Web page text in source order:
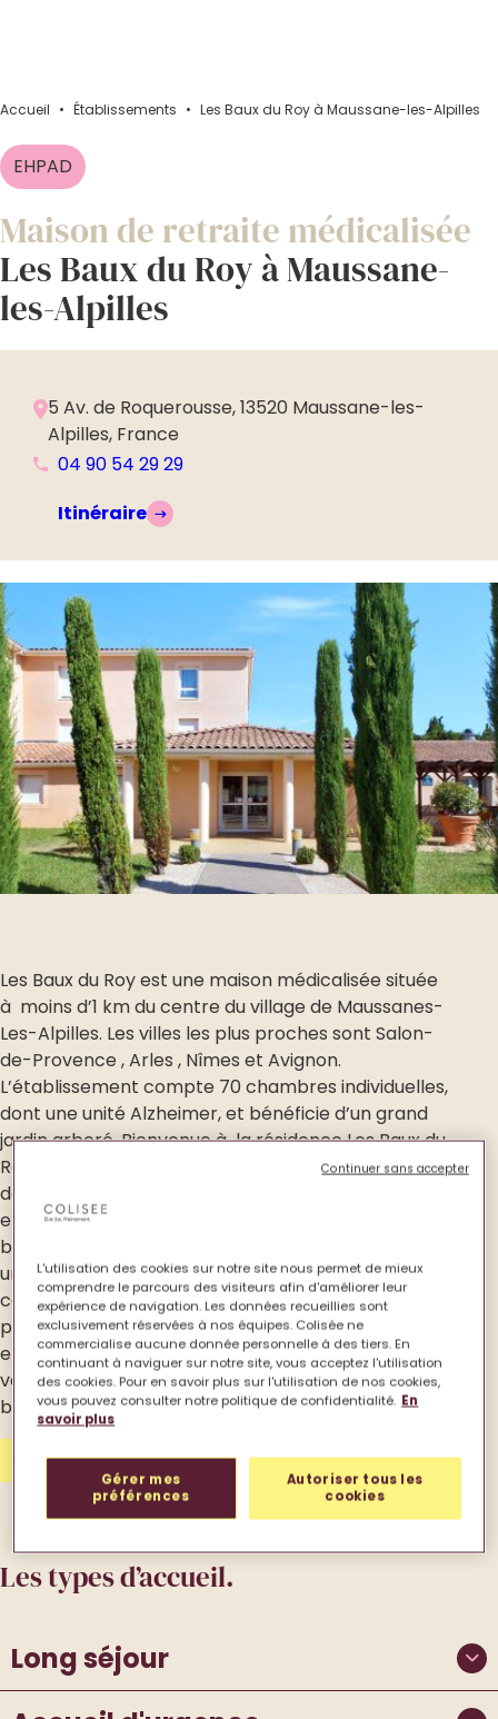
Accueil • Établissements • Les Baux du Roy à Maussane-les-Alpilles
EHPAD
Maison de retraite médicalisée
Les Baux du Roy à Maussane-
les-Alpilles
5 Av. de Roquerousse, 13520 Maussane-les-
Alpilles, France
04 90 54 29 29
Itinéraire
Les Baux du Roy est une maison médicalisée située
à moins d’1 km du centre du village de Maussanes-
Les-Alpilles. Les villes les plus proches sont Salon-
de-Provence , Arles , Nîmes et Avignon.
L’établissement compte 70 chambres individuelles,
dont une unité Alzheimer, et bénéficie d’un grand
jardin arboré. Bienvenue à la résidence Les Baux du
Roy, véritable lieu de vie de nos aînés. Notre vision
de l’accueil des personnes âgées s’appuie sur un
engagement de toute l’équipe pour assurer le
bien-être au quotidien de nos habitants, grâce à
un accompagnement personnalisé. La réussite
collective de notre travail est atteinte lorsque les
personnes âgées ont le sentiment d’être chez
elles. En collaboration avec les familles, nous
veillons à améliorer le quotidien de chacun, pour le
bonheur de tous.
Contactez-nous
Les types d’accueil.
Long séjour
L'utilisation des cookies sur notre site nous permet de mieux
comprendre le parcours des visiteurs afin d'améliorer leur
expérience de navigation. Les données recueillies sont
exclusivement réservées à nos équipes. Colisée ne
commercialise aucune donnée personnelle à des tiers. En
continuant à naviguer sur notre site, vous acceptez l'utilisation
des cookies. Pour en savoir plus sur l'utilisation de nos cookies,
vous pouvez consulter notre politique de confidentialité. En
savoir plus
Gérer mes
préférences
Autoriser tous les
cookies
Continuer sans accepter